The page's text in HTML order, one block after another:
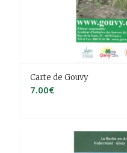
Carte de Gouvy
7.00€